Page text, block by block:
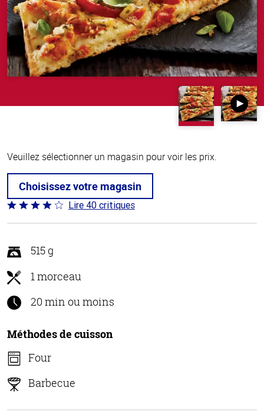
Veuillez sélectionner un magasin pour voir les prix.
Choisissez votre magasin
Coté
3.8 sur
Lire 40 critiques
515 g
1 morceau
20 min ou moins
Méthodes de cuisson
Four
Barbecue